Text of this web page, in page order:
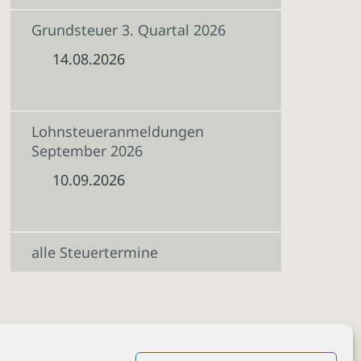
Grundsteuer 3. Quartal 2026
14.08.2026
Lohnsteueranmeldungen
September 2026
10.09.2026
alle Steuertermine